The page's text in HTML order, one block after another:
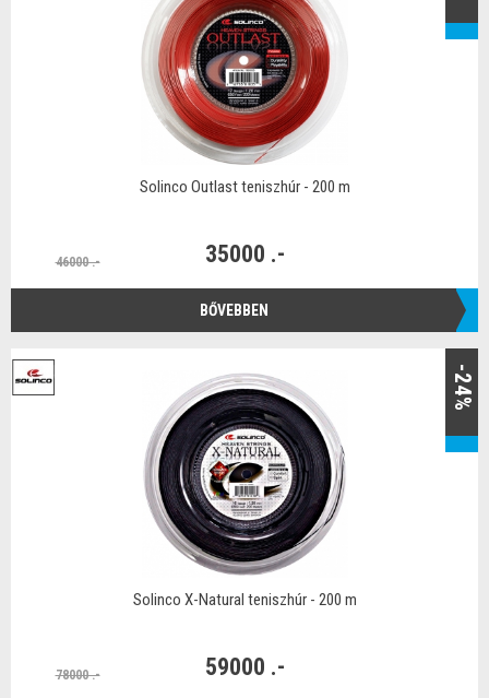
Solinco Outlast teniszhúr - 200 m
46000 .- 35000 .-
BŐVEBBEN
-24%
Solinco X-Natural teniszhúr - 200 m
78000 .- 59000 .-